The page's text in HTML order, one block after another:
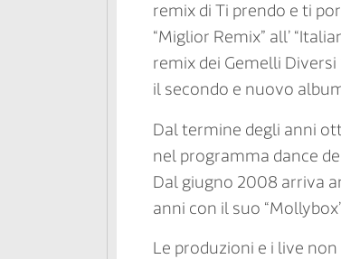
remix di Ti prendo e ti
“Miglior Remix” all’
remix dei Gemelli
il secondo e nuovo
Dal termine degli anni
nel programma dance
Dal giugno 2008 arriva
anni con il suo
Le produzioni e i live